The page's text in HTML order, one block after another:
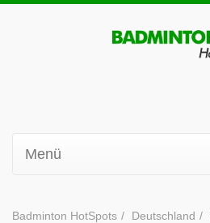
Menü
Badminton HotSpots Deutschland